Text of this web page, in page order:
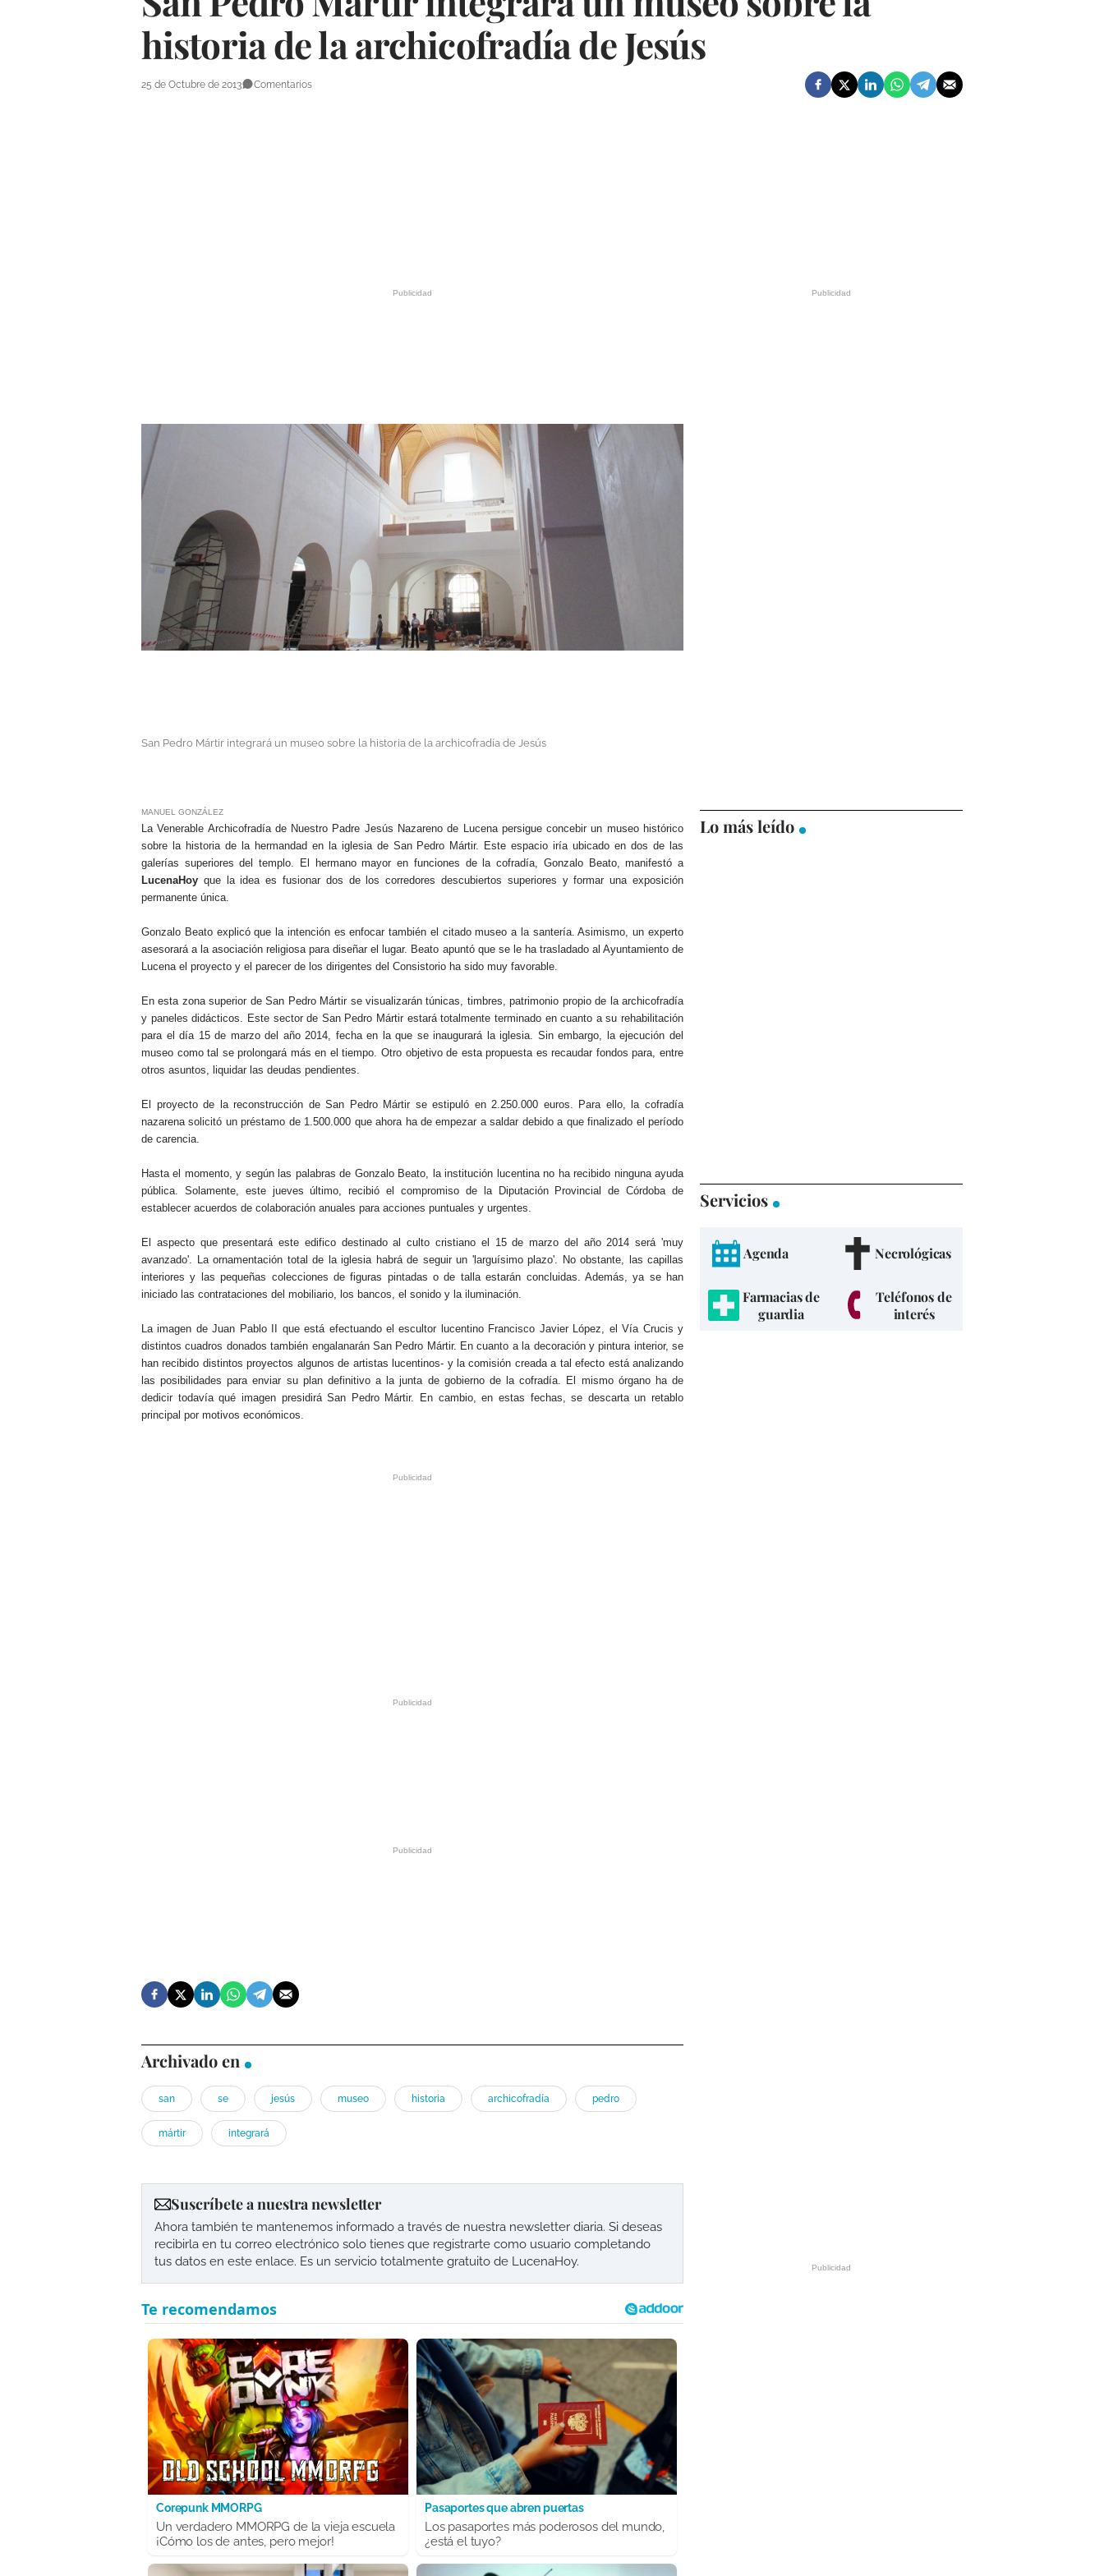
historia de la archicofradía de Jesús
25 de Octubre de 2013 Comentarios
San Pedro Mártir integrará un museo sobre la historia de la archicofradía de Jesús
MANUEL GONZÁLEZ
La Venerable Archicofradía de Nuestro Padre Jesús Nazareno de Lucena persigue concebir un museo histórico
sobre la historia de la hermandad en la iglesia de San Pedro Mártir. Este espacio iría ubicado en dos de las
galerías superiores del templo. El hermano mayor en funciones de la cofradía, Gonzalo Beato, manifestó a
LucenaHoy que la idea es fusionar dos de los corredores descubiertos superiores y formar una exposición
permanente única.
Gonzalo Beato explicó que la intención es enfocar también el citado museo a la santería. Asimismo, un experto
asesorará a la asociación religiosa para diseñar el lugar. Beato apuntó que se le ha trasladado al Ayuntamiento de
Lucena el proyecto y el parecer de los dirigentes del Consistorio ha sido muy favorable.
En esta zona superior de San Pedro Mártir se visualizarán túnicas, timbres, patrimonio propio de la archicofradía
y paneles didácticos. Este sector de San Pedro Mártir estará totalmente terminado en cuanto a su rehabilitación
para el día 15 de marzo del año 2014, fecha en la que se inaugurará la iglesia. Sin embargo, la ejecución del
museo como tal se prolongará más en el tiempo. Otro objetivo de esta propuesta es recaudar fondos para, entre
otros asuntos, liquidar las deudas pendientes.
El proyecto de la reconstrucción de San Pedro Mártir se estipuló en 2.250.000 euros. Para ello, la cofradía
nazarena solicitó un préstamo de 1.500.000 que ahora ha de empezar a saldar debido a que finalizado el período
de carencia.
Hasta el momento, y según las palabras de Gonzalo Beato, la institución lucentina no ha recibido ninguna ayuda
pública. Solamente, este jueves último, recibió el compromiso de la Diputación Provincial de Córdoba de
establecer acuerdos de colaboración anuales para acciones puntuales y urgentes.
El aspecto que presentará este edifico destinado al culto cristiano el 15 de marzo del año 2014 será 'muy
avanzado'. La ornamentación total de la iglesia habrá de seguir un 'larguísimo plazo'. No obstante, las capillas
interiores y las pequeñas colecciones de figuras pintadas o de talla estarán concluidas. Además, ya se han
iniciado las contrataciones del mobiliario, los bancos, el sonido y la iluminación.
La imagen de Juan Pablo II que está efectuando el escultor lucentino Francisco Javier López, el Vía Crucis y
distintos cuadros donados también engalanarán San Pedro Mártir. En cuanto a la decoración y pintura interior, se
han recibido distintos proyectos algunos de artistas lucentinos- y la comisión creada a tal efecto está analizando
las posibilidades para enviar su plan definitivo a la junta de gobierno de la cofradía. El mismo órgano ha de
dedicir todavía qué imagen presidirá San Pedro Mártir. En cambio, en estas fechas, se descarta un retablo
principal por motivos económicos.
Archivado en
san se jesús museo historia archicofradía pedro
mártir integrará
Suscríbete a nuestra newsletter
Ahora también te mantenemos informado a través de nuestra newsletter diaria. Si deseas
recibirla en tu correo electrónico solo tienes que registrarte como usuario completando
tus datos en este enlace. Es un servicio totalmente gratuito de LucenaHoy.
Corepunk MMORPG
Un verdadero MMORPG de la vieja escuela
¡Cómo los de antes, pero mejor!
Pasaportes que abren puertas
Los pasaportes más poderosos del mundo,
¿está el tuyo?
Lo más leído
Servicios
Agenda Necrológicas
Farmacias de
guardia
Teléfonos de
interés